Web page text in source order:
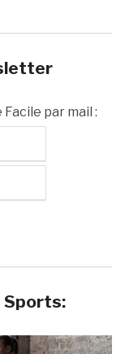
par mail :
Sports: